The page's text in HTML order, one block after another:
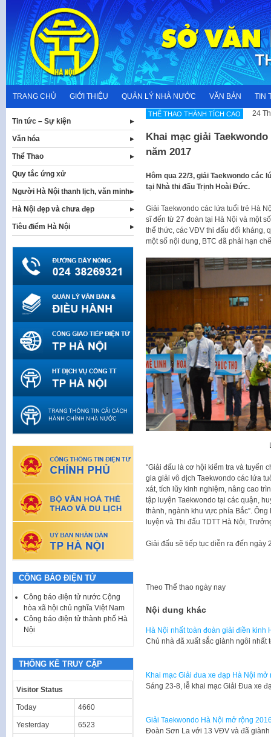
content
TRANG CHỦ GIỚI THIỆU QUẢN LÝ NHÀ NƯỚC VĂN BẢN TIN
THẾ THAO THÀNH TÍCH CAO 24
Khai mạc giải
năm 2017
Hôm qua 22/3, giải Taekwondo các
tại Nhà thi đấu Trịnh Hoài Đức.
Giải Taekwondo các lứa tuổi trẻ Hà
sĩ đến từ 27 đoàn tại Hà Nội và một
thể thức, các VĐV thi đấu đối kháng,
một số nội dung, BTC đã phải hạn
“Giải đấu là cơ hội kiểm tra và tuyển
gia giải vô địch Taekwondo các lứa
xát, tích lũy kinh nghiệm, nâng cao
tập luyện Taekwondo tại các quận,
thành, ngành khu vực phía Bắc”.
luyện và Thi đấu TDTT Hà Nội,
Giải đấu sẽ tiếp tục diễn ra đến ngày
Theo Thể thao ngày nay
Nội dung khác
Hà Nội nhất toàn đoàn giải điền kinh
Chủ nhà đã xuất sắc giành ngôi
Khai mạc Giải đua xe đạp Hà Nội
​Sáng 23-8, lễ khai mạc Giải Đua xe
Giải Taekwondo Hà Nội mở rộng
Đoàn Sơn La với 13 VĐV và đã
Tin tức – Sự kiện
Văn hóa
Thể Thao
Quy tắc ứng xử
Người Hà Nội thanh lịch, văn minh
Hà Nội đẹp và chưa đẹp
Tiêu điểm Hà Nội
CÔNG BÁO ĐIỆN TỬ
Công báo điện tử nước Cộng
hòa xã hội chủ nghĩa Việt Nam
Công báo điện tử thành phố Hà
Nội
THỐNG KÊ TRUY CẬP
Visitor Status
Today 4660
Yesterday 6523